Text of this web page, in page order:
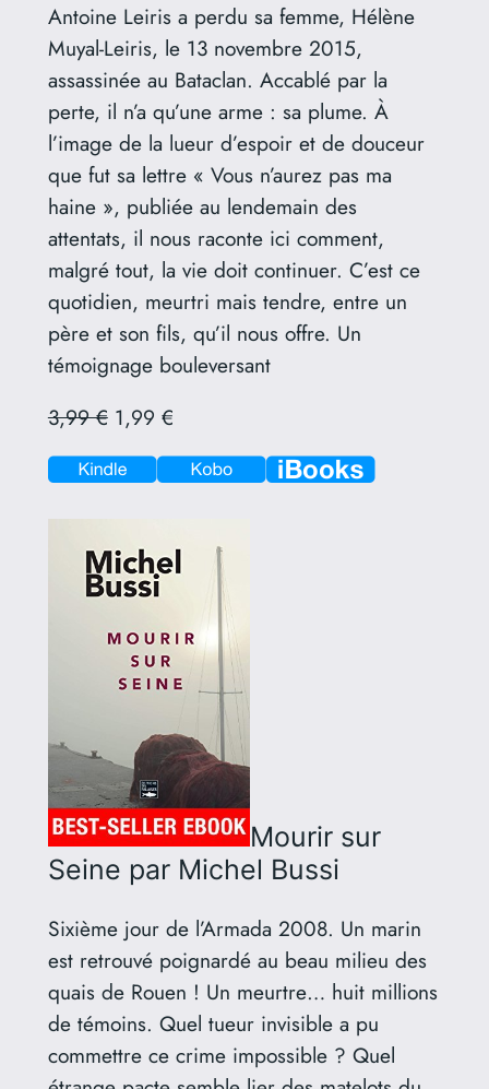
Antoine Leiris a perdu sa femme, Hélène
Muyal-Leiris, le 13 novembre 2015,
assassinée au Bataclan. Accablé par la
perte, il n’a qu’une arme : sa plume. À
l’image de la lueur d’espoir et de douceur
que fut sa lettre « Vous n’aurez pas ma
haine », publiée au lendemain des
attentats, il nous raconte ici comment,
malgré tout, la vie doit continuer. C’est ce
quotidien, meurtri mais tendre, entre un
père et son fils, qu’il nous offre. Un
témoignage bouleversant
3,99 €1,99 €
Mourir sur
Seine par Michel Bussi
Sixième jour de l’Armada 2008. Un marin
est retrouvé poignardé au beau milieu des
quais de Rouen ! Un meurtre… huit millions
de témoins. Quel tueur invisible a pu
commettre ce crime impossible ? Quel